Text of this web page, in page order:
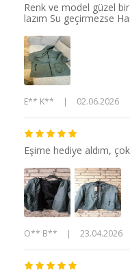
Renk ve model güzel
lazım Su geçirmezse
E** K** | 02.06.2026
Eşime hediye aldım,
O** B** | 23.04.2026